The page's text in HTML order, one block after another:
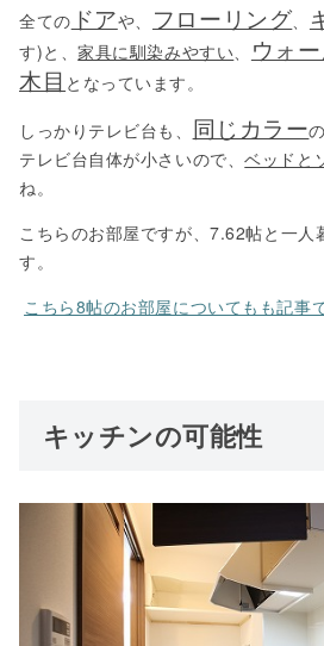
全ての ドアや、 フローリング
す)と、家具に馴染みやすい
ウォ
木目 となっています。
しっかりテレビ台も、 同じカラーの
テレビ台自体が小さいので、ベッドと
ね。
こちらのお部屋ですが、7.62帖と一人
す。
こちら8帖のお部屋についてもも記事
キッチンの可能性